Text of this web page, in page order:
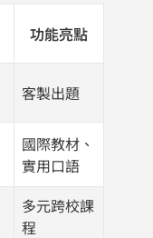
功能亮點
客製出題
國際教材、
實用口語
多元跨校課
程